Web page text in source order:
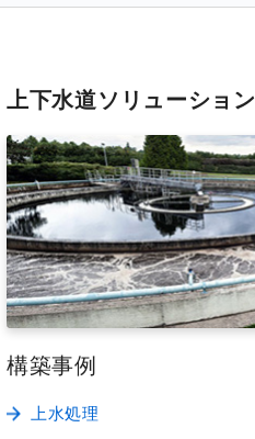
上下水道ソリューション
構築事例
上水処理